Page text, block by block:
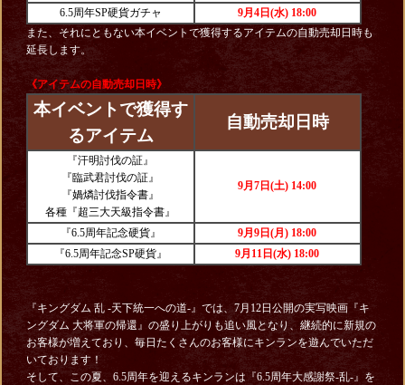
6.5周年SP硬貨ガチャ
9月4日(水) 18:00
また、それにともない本イベントで獲得するアイテムの自動売却日時も
延長します。
《アイテムの自動売却日時》
本イベントで獲得す
るアイテム
自動売却日時
『汗明討伐の証』
『臨武君討伐の証』
『媧燐討伐指令書』
各種『超三大天級指令書』
9月7日(土) 14:00
『6.5周年記念硬貨』
9月9日(月) 18:00
『6.5周年記念SP硬貨』
9月11日(水) 18:00
『キングダム 乱 -天下統一への道-』では、7月12日公開の実写映画『キ
ングダム 大将軍の帰還』の盛り上がりも追い風となり、継続的に新規の
お客様が増えており、毎日たくさんのお客様にキンランを遊んでいただ
いております！
そして、この夏、6.5周年を迎えるキンランは『6.5周年大感謝祭-乱-』を